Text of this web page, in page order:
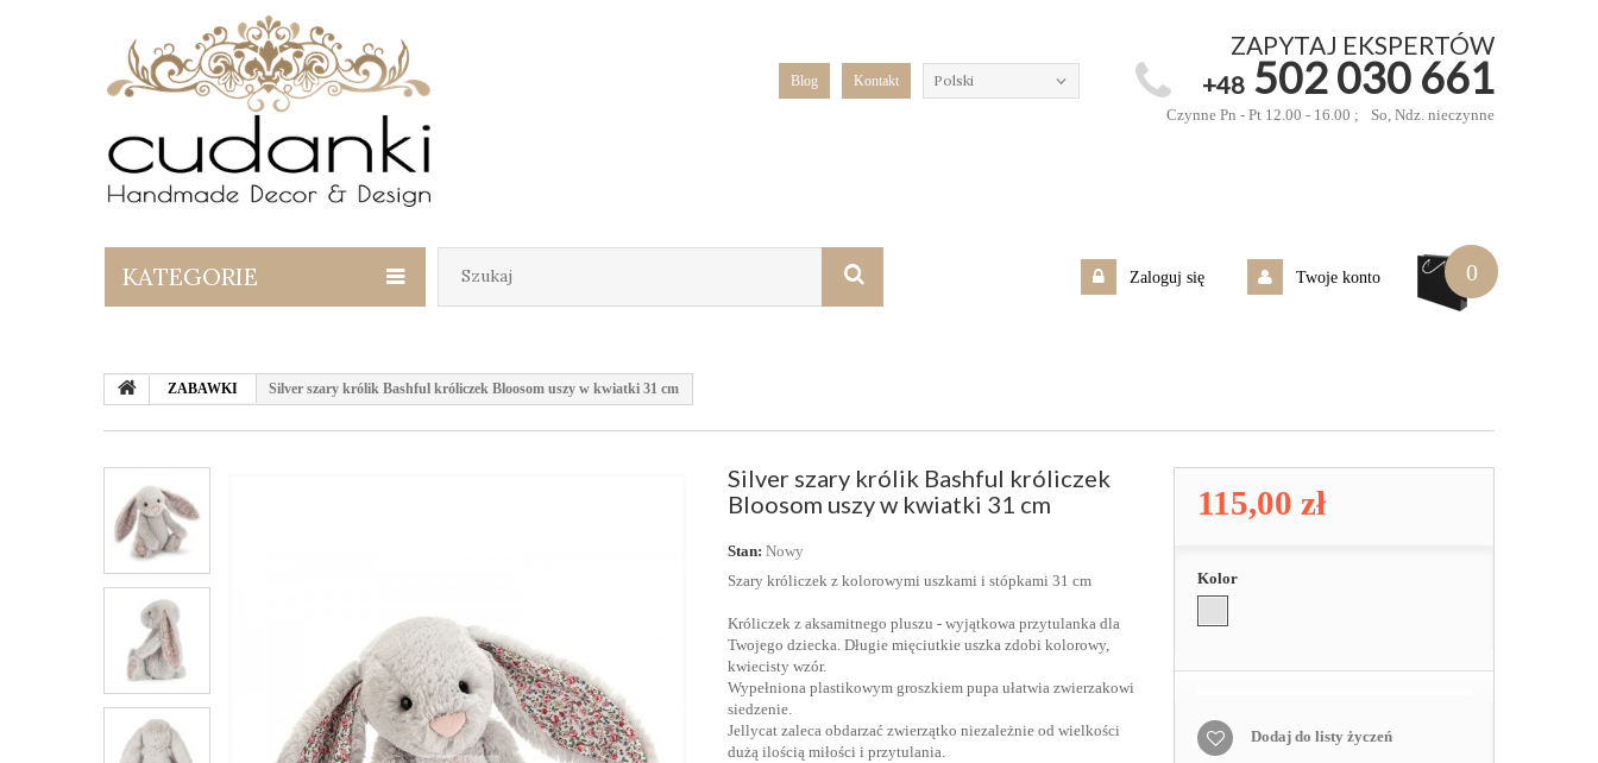
ZAPYTAJ EKSPERTÓW
+48 502 030 661
Czynne Pn - Pt 12.00 - 16.00 ; So, Ndz. nieczynne
Polski
Blog Kontakt
KATEGORIE 0
Zaloguj się Twoje konto
ZABAWKI Silver szary królik Bashful króliczek Bloosom uszy w kwiatki 31 cm
Silver szary królik Bashful króliczek
Bloosom uszy w kwiatki 31 cm
Stan: Nowy
Szary króliczek z kolorowymi uszkami i stópkami 31 cm
Króliczek z aksamitnego pluszu - wyjątkowa przytulanka dla
Twojego dziecka. Długie mięciutkie uszka zdobi kolorowy,
kwiecisty wzór.
Wypełniona plastikowym groszkiem pupa ułatwia zwierzakowi
siedzenie.
Jellycat zaleca obdarzać zwierzątko niezależnie od wielkości
dużą ilością miłości i przytulania.
115,00 zł
Kolor
Dodaj do listy życzeń